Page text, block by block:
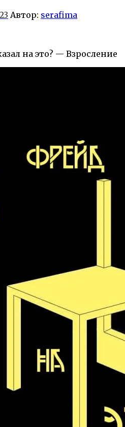
Автор: serafima
на это? — Взросление